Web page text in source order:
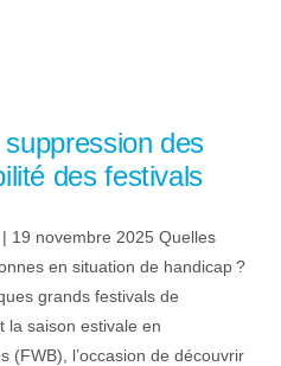
des
des festivals
19 novembre 2025 Quelles
en situation de handicap ?
grands festivals de
la saison estivale en
(FWB), l’occasion de découvrir